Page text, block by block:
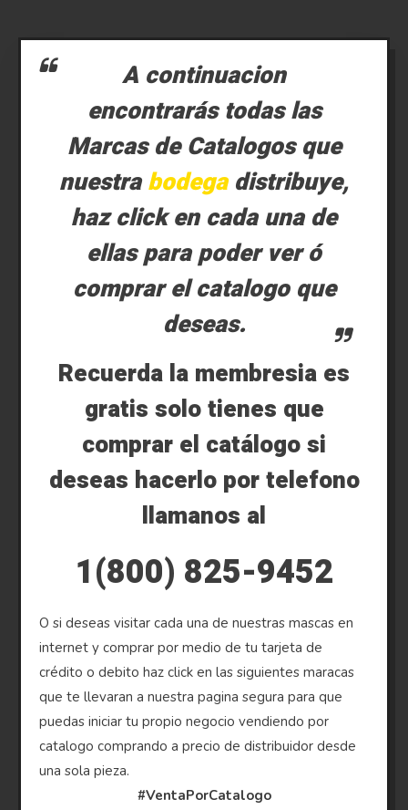
A continuacion
encontrarás todas las
Marcas de Catalogos que
nuestrabodegadistribuye,
haz click en cada una de
ellas para poder ver ó
comprar el catalogo que
deseas.
Recuerda la membresia es
gratis solo tienes que
comprar el catálogo si
deseas hacerlo por telefono
llamanos al
1(800) 825-9452
O si deseas visitar cada una de nuestras mascas en
internet y comprar por medio de tu tarjeta de
crédito o debito haz click en las siguientes maracas
que te llevaran a nuestra pagina segura para que
puedas iniciar tu propio negocio vendiendo por
catalogo comprando a precio de distribuidor desde
una sola pieza.
#VentaPorCatalogo